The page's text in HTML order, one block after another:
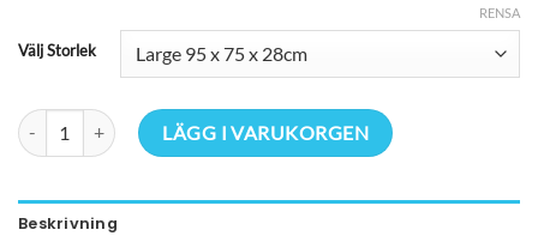
Välj Storlek
RENSA
Brungrå Hundsäng mängdLÄGG I VARUKORGEN
Beskrivning